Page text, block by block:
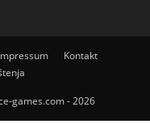
Kontakt
games.com - 2026